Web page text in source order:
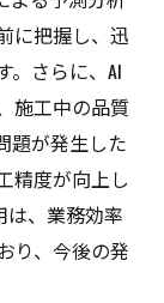
に把握し、迅
。さらに、AI
施工中の品質
題が発生した
精度が向上し
は、業務効率
り、今後の発